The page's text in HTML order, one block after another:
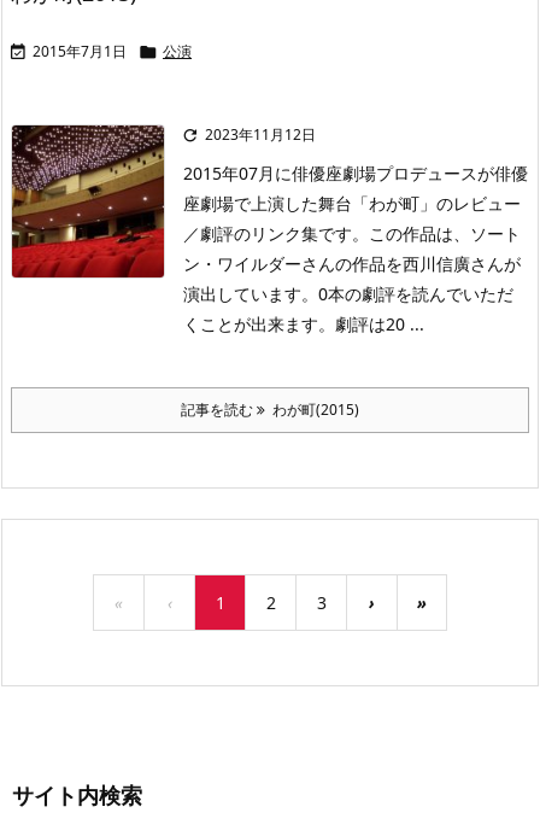
 2015年7月1日  公演
 2023年11月12日
2015年07月に俳優座劇場プロデュースが俳優
座劇場で上演した舞台「わが町」のレビュー
／劇評のリンク集です。この作品は、ソート
ン・ワイルダーさんの作品を西川信廣さんが
演出しています。0本の劇評を読んでいただ
くことが出来ます。劇評は20 ...
記事を読む わが町(2015)
« ‹ 1 2 3 › »
サイト内検索